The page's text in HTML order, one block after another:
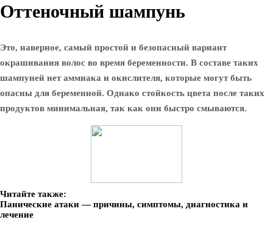
Оттеночный шампунь
Это, наверное, самый простой и безопасный вариант
окрашивания волос во время беременности. В составе таких
шампуней нет аммиака и окислителя, которые могут быть
опасны для беременной. Однако стойкость цвета после таких
продуктов минимальная, так как они быстро смываются.
Читайте также:
Панические атаки — причины, симптомы, диагностика и
лечение